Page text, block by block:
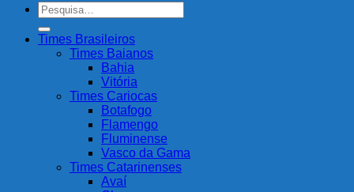
Pesquisar
por:
Times Brasileiros
Times Baianos
Bahia
Vitória
Times Cariocas
Botafogo
Flamengo
Fluminense
Vasco da Gama
Times Catarinenses
Avaí